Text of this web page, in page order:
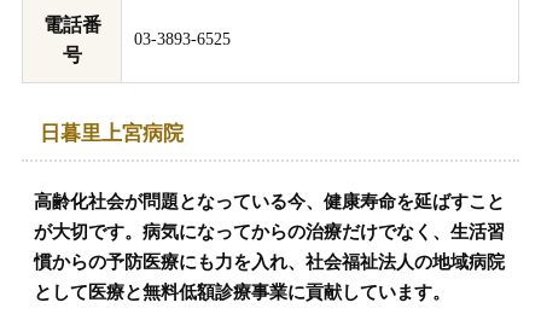
電話番
号
03-3893-6525
日暮里上宮病院
高齢化社会が問題となっている今、健康寿命を延ばすこと
が大切です。病気になってからの治療だけでなく、生活習
慣からの予防医療にも力を入れ、社会福祉法人の地域病院
として医療と無料低額診療事業に貢献しています。